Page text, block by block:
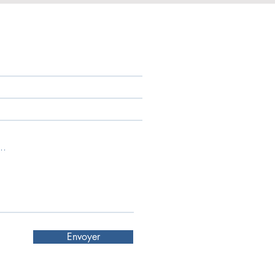
pour un diagnostic précis.
travail.
Envoyer